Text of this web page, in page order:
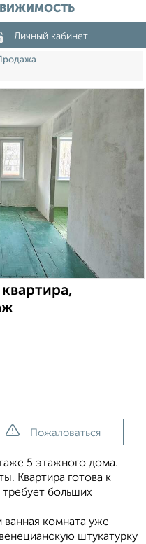
Личный кабинет
Пожаловаться
5 этажного дома.
Квартира готова к
больших
ванная комната уже
штукатурку